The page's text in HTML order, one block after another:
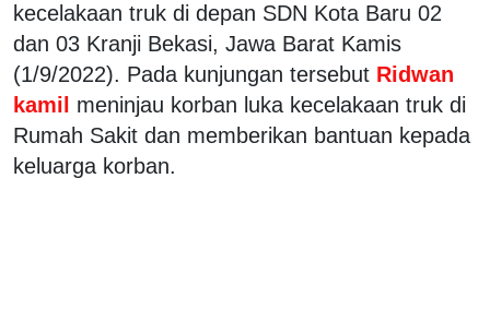
kecelakaan truk di depan SDN Kota Baru 02
dan 03 Kranji Bekasi, Jawa Barat Kamis
(1/9/2022). Pada kunjungan tersebut Ridwan
kamil meninjau korban luka kecelakaan truk di
Rumah Sakit dan memberikan bantuan kepada
keluarga korban.